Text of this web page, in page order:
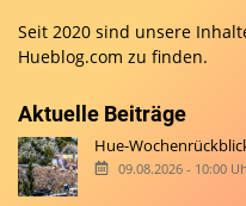
Seit 2020 sind unsere
Hueblog.com zu finden.
Aktuelle Beiträge
Hue-
09.08.2026 - 10:00